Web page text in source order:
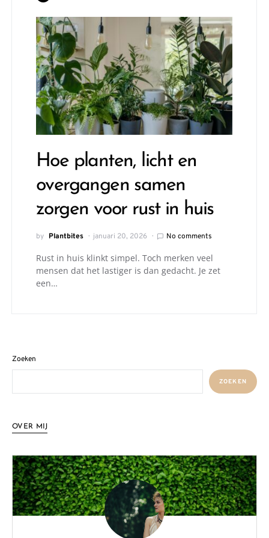
Hoe planten, licht en
overgangen samen
zorgen voor rust in huis
by Plantbites januari 20, 2026 No comments
Rust in huis klinkt simpel. Toch merken veel
mensen dat het lastiger is dan gedacht. Je zet
een…
Zoeken
ZOEKEN
OVER MIJ